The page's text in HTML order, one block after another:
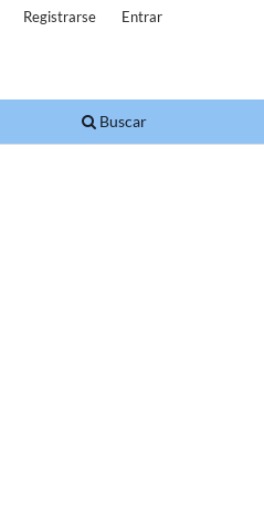
Buscar
Registrarse Entrar